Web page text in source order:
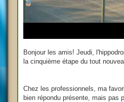
Bonjour les amis! Jeudi,
la cinquième étape du tout
Chez les professionnels, ma
bien répondu présente, mais pas